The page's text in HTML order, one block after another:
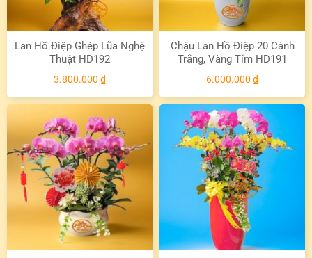
Lan Hồ Điệp Ghép Lũa Nghệ
Thuật HD192
3.800.000 ₫
Chậu Lan Hồ Điệp 20 Cành
Trắng, Vàng Tím HD191
6.000.000 ₫